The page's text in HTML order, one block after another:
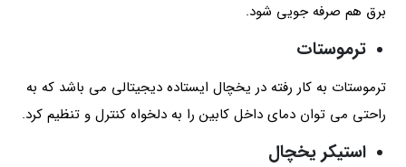
برق هم صرفه جویی شود.
ترموستات
ترموستات به کار رفته در یخچال ایستاده دیجیتالی می باشد که به
راحتی می توان دمای داخل کابین را به دلخواه کنترل و تنظیم کرد.
استیکر یخچال